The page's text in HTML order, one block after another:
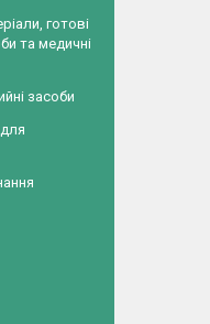
готові
та медичні
засоби